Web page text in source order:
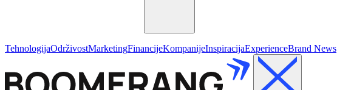
TehnologijaOdrživostMarketingFinancijeKompanijeInspiracijaExperienceBrand News